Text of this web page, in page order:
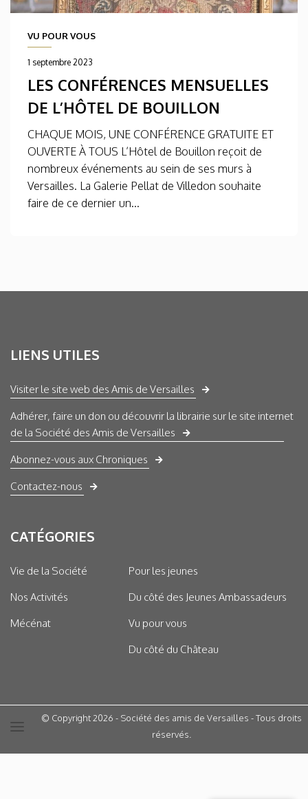
VU POUR VOUS
1 septembre 2023
LES CONFÉRENCES MENSUELLES
DE L’HÔTEL DE BOUILLON
CHAQUE MOIS, UNE CONFÉRENCE GRATUITE ET
OUVERTE À TOUS L’Hôtel de Bouillon reçoit de
nombreux événements au sein de ses murs à
Versailles. La Galerie Pellat de Villedon souhaite
faire de ce dernier un...
LIENS UTILES
Visiter le site web des Amis de Versailles
Adhérer, faire un don ou découvrir la librairie sur le site internet
de la Société des Amis de Versailles
Abonnez-vous aux Chroniques
Contactez-nous
CATÉGORIES
Vie de la Société
Nos Activités
Mécénat
Pour les jeunes
Du côté des Jeunes Ambassadeurs
Vu pour vous
Du côté du Château
© Copyright 2026 - Société des amis de Versailles - Tous droits
réservés.